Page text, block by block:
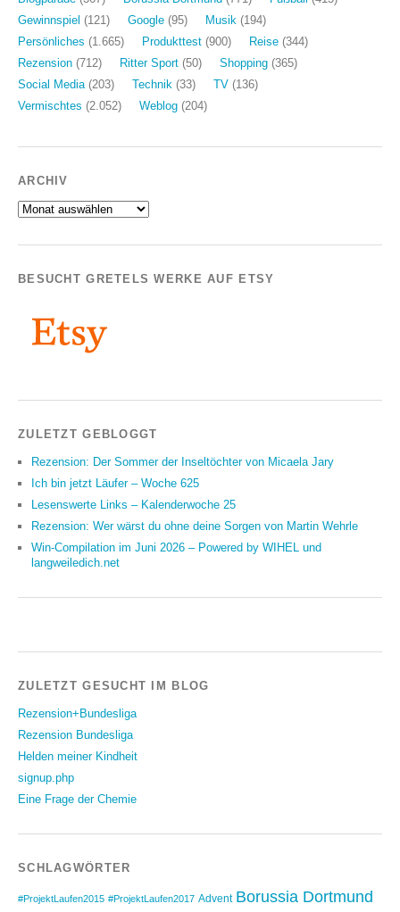
Gewinnspiel (121) Google (95) Musik (194)
Persönliches (1.665) Produkttest (900) Reise (344)
Rezension (712) Ritter Sport (50) Shopping (365)
Social Media(203) Technik (33) TV (136)
Vermischtes (2.052) Weblog (204)
ARCHIV
Archiv
BESUCHT GRETELS WERKE AUF ETSY
ZULETZT GEBLOGGT
Rezension: Der Sommer der Inseltöchter von Micaela Jary
Ich bin jetzt Läufer – Woche 625
Lesenswerte Links – Kalenderwoche 25
Rezension: Wer wärst du ohne deine Sorgen von Martin Wehrle
Win-Compilation im Juni 2026 – Powered by WIHEL und
langweiledich.net
ZULETZT GESUCHT IM BLOG
Rezension+Bundesliga
Rezension Bundesliga
Helden meiner Kindheit
signup.php
Eine Frage der Chemie
SCHLAGWÖRTER
#ProjektLaufen2015 #ProjektLaufen2017 Advent Borussia Dortmund